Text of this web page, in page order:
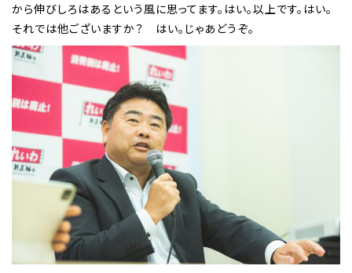
から伸びしろはあるという風に思ってます。はい。以上です。はい。
それでは他ございますか？ はい。じゃあどうぞ。